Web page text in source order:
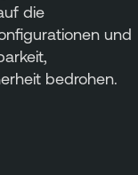
die
und
bedrohen.